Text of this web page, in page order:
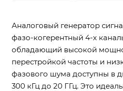
Аналоговый генератор
фазо-когерентный 4-х
обладающий высокой
перестройкой частоты и
фазового шума доступны в
300 кГц до 20 ГГц. Это